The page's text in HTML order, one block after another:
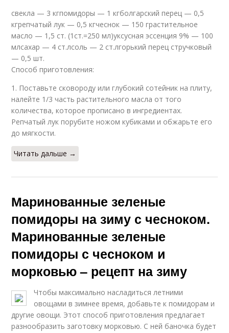
свекла — 3 кгпомидоры — 1 кгболгарский перец — 0,5
кгрепчатый лук — 0,5 кгчеснок — 150 грастительное
масло — 1,5 ст. (1ст.=250 мл)уксусная эссенция 9% — 100
млсахар — 4 ст.лсоль — 2 ст.лгорький перец стручковый
— 0,5 шт.
Способ приготовления:
1. Поставьте сковороду или глубокий сотейник на плиту,
налейте 1/3 часть растительного масла от того
количества, которое прописано в ингредиентах.
Репчатый лук порубите ножом кубиками и обжарьте его
до мягкости.
Читать дальше →
Маринованные зеленые
помидоры на зиму с чесноком.
Маринованные зеленые
помидоры с чесноком и
морковью – рецепт на зиму
Чтобы максимально насладиться летними
овощами в зимнее время, добавьте к помидорам и
другие овощи. Этот способ приготовления предлагает
разнообразить заготовку морковью. С ней баночка будет